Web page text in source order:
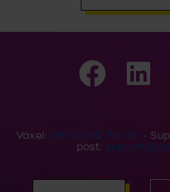
Växel: 08-50 60 70 00 •
post: